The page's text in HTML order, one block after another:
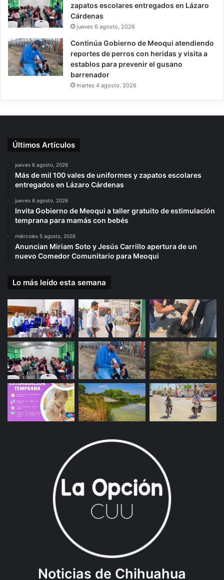
zapatos escolares entregados en Lázaro
Cárdenas
jueves 6 agosto, 2026
Continúa Gobierno de Meoqui atendiendo
reportes de perros con heridas y visita a
establos para prevenir el gusano
barrenador
martes 4 agosto, 2026
Últimos Artículos
jueves 6 agosto, 2026
Más de mil 100 vales de uniformes y zapatos escolares
entregados en Lázaro Cárdenas
jueves 6 agosto, 2026
Invita Gobierno de Meoqui a taller gratuito de estimulación
temprana para mamás con bebés
miércoles 5 agosto, 2026
Anuncian Miriam Soto y Jesús Carrillo apertura de un
nuevo Comedor Comunitario para Meoqui
Lo más leído esta semana
Noticias de Chihuahua